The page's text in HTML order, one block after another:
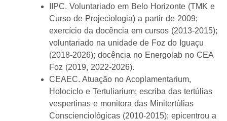
IIPC. Voluntariado em Belo Horizonte (TMK e
Curso de Projeciologia) a partir de 2009;
exercício da docência em cursos (2013-2015);
voluntariado na unidade de Foz do Iguaçu
(2018-2026); docência no Energolab no CEA
Foz (2019, 2022-2026).
CEAEC. Atuação no Acoplamentarium,
Holociclo e Tertuliarium; escriba das tertúlias
vespertinas e monitora das Minitertúlias
Conscienciológicas (2010-2015); epicentrou a